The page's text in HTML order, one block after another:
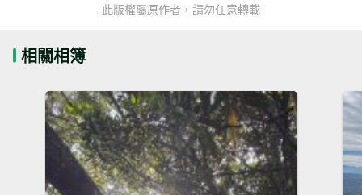
此版權屬原作者，請勿任意轉載
相關相簿